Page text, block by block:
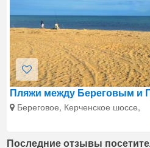
Пляжи между Береговым и
Береговое, Керченское шоссе,
Последние отзывы